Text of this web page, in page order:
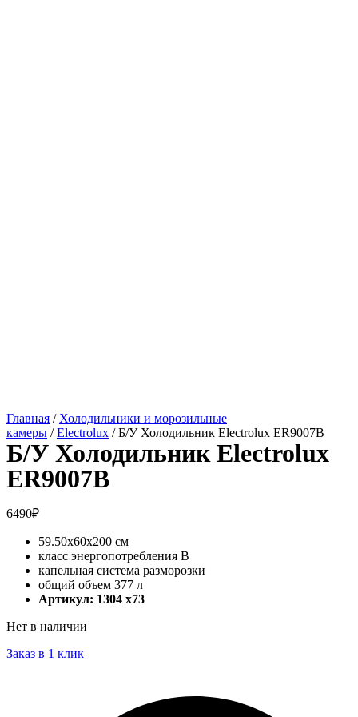
Главная / Холодильники и морозильные
камеры /Electrolux / Б/У Холодильник Electrolux ER9007B
Б/У Холодильник Electrolux
ER9007B
6490₽
59.50х60х200 см
класс энергопотребления В
капельная система разморозки
общий объем 377 л
Артикул: 1304 x73
Нет в наличии
Заказ в 1 клик